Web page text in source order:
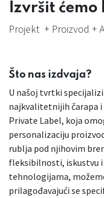
Izvršit
Projekt + Proizvod +
Što nas izdvaja?
U našoj tvrtki
najkvalitetnijih čarapa
Private Label, koja
personalizaciju
rublja pod njihovim
fleksibilnosti, iskustvu
tehnologijama,
prilagođavajući se